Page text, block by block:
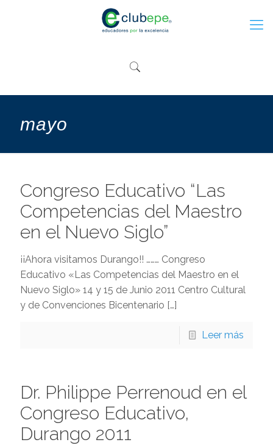
mayo
Congreso Educativo “Las
Competencias del Maestro
en el Nuevo Siglo”
¡¡Ahora visitamos Durango!! ……… Congreso
Educativo «Las Competencias del Maestro en el
Nuevo Siglo» 14 y 15 de Junio 2011 Centro Cultural
y de Convenciones Bicentenario […]
Leer más
Dr. Philippe Perrenoud en el
Congreso Educativo,
Durango 2011